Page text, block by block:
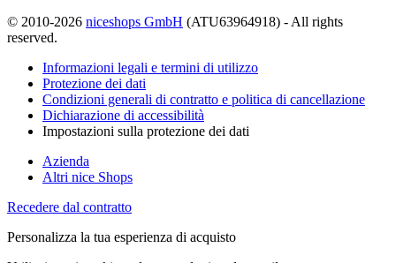
© 2010-2026 niceshops GmbH (ATU63964918) - All rights
reserved.
Informazioni legali e termini di utilizzo
Protezione dei dati
Condizioni generali di contratto e politica di cancellazione
Dichiarazione di accessibilità
Impostazioni sulla protezione dei dati
Azienda
Altri nice Shops
Recedere dal contratto
Personalizza la tua esperienza di acquisto